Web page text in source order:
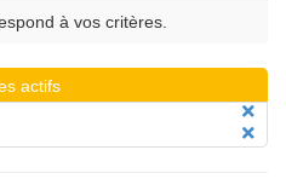
à vos critères.
actifs